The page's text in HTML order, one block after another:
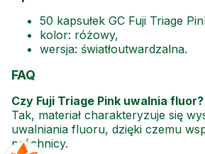
50 kapsułek GC Fuji Triage
kolor: różowy,
wersja: światłoutwardzalna.
FAQ
Czy Fuji Triage Pink uwalnia fluor?
Tak, materiał charakteryzuje się
uwalniania fluoru, dzięki czemu
próchnicy.